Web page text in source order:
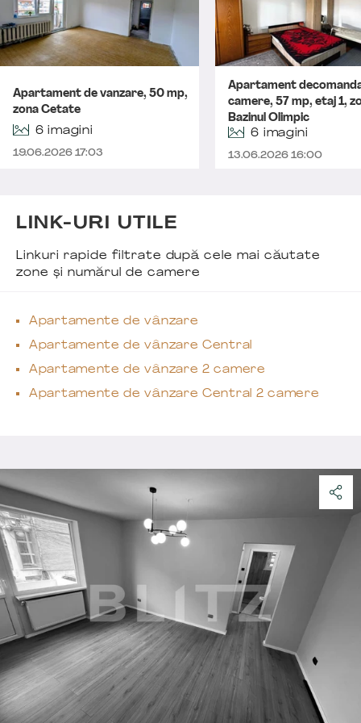
Apartament de vanzare, 50 mp,
zona Cetate
6 imagini
19.06.2026 17:03
Apartament
camere, 57 mp, etaj 1,
Bazinul Olimpic
6 imagini
13.06.2026 16:00
LINK-URI UTILE
Linkuri rapide filtrate după cele mai căutate
zone și numărul de camere
Apartamente de vânzare
Apartamente de vânzare Central
Apartamente de vânzare 2 camere
Apartamente de vânzare Central 2 camere